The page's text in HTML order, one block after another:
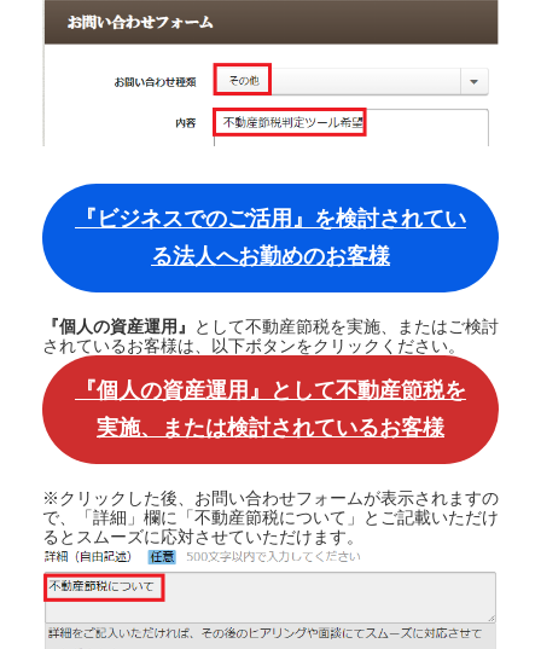
『ビジネスでのご活用』を検討されてい
る法人へお勤めのお客様
『個人の資産運用』
として不動産節税を実施、またはご検討
されているお客様は、以下ボタンをクリックください。
『個人の資産運用』として不動産節税を
実施、または検討されているお客様
※クリックした後、お問い合わせフォームが表示されますの
で、「詳細」欄に「不動産節税について」とご記載いただけ
るとスムーズに応対させていただけます。